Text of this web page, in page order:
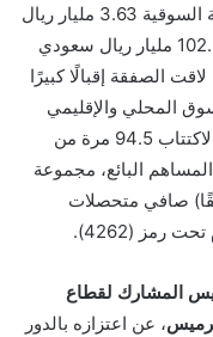
66 ريال سعودي للسهم، حيث بلغت القيمة السوقية 3.63 مليار ريال
سعودي. وقد بلغت قيمة طلبات الاكتتاب 102.9 مليار ريال سعودي
حيث لاقت الصفقة إقبالًا كبيرًا
المحلي والإقليمي
والدولي على حد سواء، وبلغ معدل تغطية الاكتتاب 94.5 مرة من
البائع، مجموعة
صافي متحصلات
رمز (4262).
المشارك لقطاع
، عن اعتزازه بالدور